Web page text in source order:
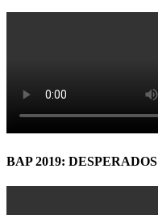
BAP 2019: DESPERADOS